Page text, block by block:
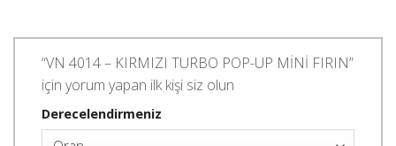
“VN 4014 – KIRMIZI TURBO POP-UP MİNİ FIRIN”
için yorum yapan ilk kişi siz olun
Derecelendirmeniz